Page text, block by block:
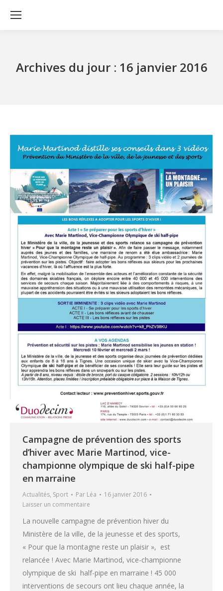
Archives du jour : 16 janvier 2016
Campagne de prévention des sports
d’hiver avec Marie Martinod, vice-
championne olympique de ski half-pipe
en marraine
Actualités, Sport Par Léa
16 janvier 2016
Laisser un commentaire
La nouvelle campagne de prévention hiver du
Ministère de la ville, de la jeunesse et des sports,
« Pour que la montagne reste un plaisir », est
relancée ! Avec Marie Martinod, vice-championne
olympique de ski half-pipe en marraine ! 45 000
interventions de secours ont lieu chaque année, la